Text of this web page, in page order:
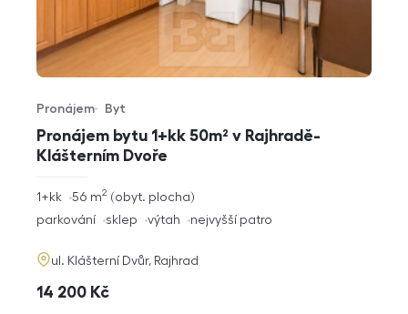
Pronájem bytu 1+kk 50m² v Rajhradě-
Klášterním Dvoře
Typ nabídky
Pronájem
Typ nemovitosti
Byt
rozměry
dispozice
1+kk obyt. plocha
56 m2
funkce
parkování sklep výtah nejvyšší patro
adresa
ul. Klášterní Dvůr, Rajhrad
cena
14 200 Kč